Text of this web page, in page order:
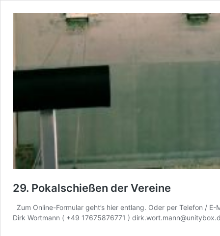
29. Pokalschießen der Vereine
Zum Online-Formular geht’s hier entlang. Oder per Telefon /
Dirk Wortmann ( +49 17675876771 )